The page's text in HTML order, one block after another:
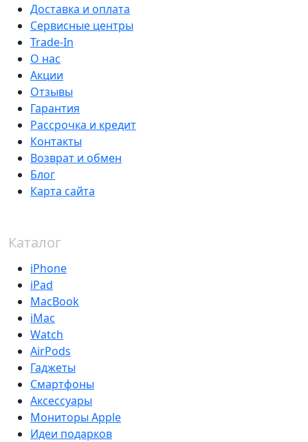
Доставка и оплата
Сервисные центры
Trade-In
О нас
Акции
Отзывы
Гарантия
Рассрочка и кредит
Контакты
Возврат и обмен
Блог
Карта сайта
Каталог
iPhone
iPad
MacBook
iMac
Watch
AirPods
Гаджеты
Смартфоны
Аксессуары
Мониторы Apple
Идеи подарков